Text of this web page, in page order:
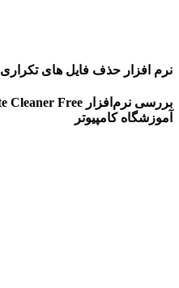
نرم افزار حذف فایل های تکراری Duplicate Cleaner2026
آموزشگاه کامپیوتر